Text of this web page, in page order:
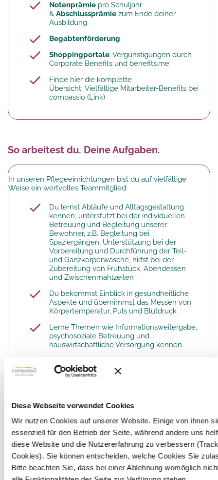
Diese Webseite verwendet Cookies
Wir nutzen Cookies auf unserer Website. Einige von ihnen
essenziell für den Betrieb der Seite, während andere uns
diese Website und die Nutzererfahrung zu verbessern
Cookies). Sie können entscheiden, welche Cookies Sie
Bitte beachten Sie, dass bei einer Ablehnung womöglich
Notenprämie pro Schuljahr
& Abschlussprämie zum Ende deiner
Ausbildung
Begabtenförderung
Shoppingportale: Vergünstigungen durch
Corporate Benefits und benefits.me.
Finde hier die komplette
Übersicht: Vielfältige Mitarbeiter-Benefits bei
compassio (Link)​
So arbeitest du. Deine Aufgaben.
In unseren Pflegeeinrichtungen bist du auf vielfältige
Weise ein wertvolles Teammitglied:
Du lernst Abläufe und Alltagsgestaltung
kennen, unterstützt bei der individuellen
Betreuung und Begleitung unserer
Bewohner, z.B. Begleitung bei
Spaziergängen, Unterstützung bei der
Vorbereitung und Durchführung der Teil-
und Ganzkörperwäsche, hilfst bei der
Zubereitung von Frühstück, Abendessen
und Zwischenmahlzeiten
Du bekommst Einblick in gesundheitliche
Aspekte und übernimmst das Messen von
Körpertemperatur, Puls und Blutdruck
Lerne Themen wie Informationsweitergabe,
psychosoziale Betreuung und
hauswirtschaftliche Versorgung kennen.
Veranstaltungen und Festen
Was steht heute auf dem Programm?
das Team umsorgen die SeniorInnen mit viel
stationären Pflege- und Betreuungskonzept
von hoher Qualität.